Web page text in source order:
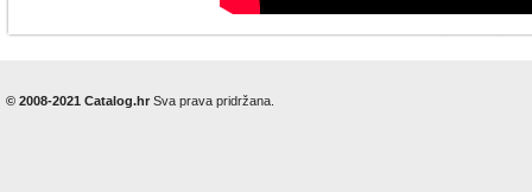
© 2008-2021 Catalog.hr Sva prava pridržana.